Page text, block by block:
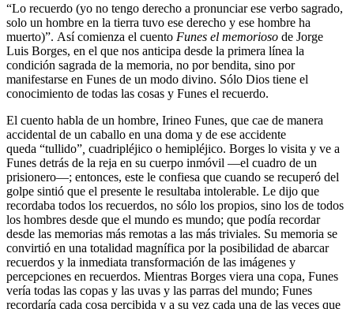
“Lo recuerdo (yo no tengo derecho a pronunciar ese verbo sagrado,
solo un hombre en la tierra tuvo ese derecho y ese hombre ha
muerto)”. Así comienza el cuento Funes el memorioso de Jorge
Luis Borges, en el que nos anticipa desde la primera línea la
condición sagrada de la memoria, no por bendita, sino por
manifestarse en Funes de un modo divino. Sólo Dios tiene el
conocimiento de todas las cosas y Funes el recuerdo.
El cuento habla de un hombre, Irineo Funes, que cae de manera
accidental de un caballo en una doma y de ese accidente
queda “tullido” cuadripléjico o hemipléjico. Borges lo visita y ve a
Funes detrás de la reja en su cuerpo inmóvil —el cuadro de un
prisionero—; entonces, este le confiesa que cuando se recuperó del
golpe sintió que el presente le resultaba intolerable. Le dijo que
recordaba todos los recuerdos, no sólo los propios, sino los de todos
los hombres desde que el mundo es mundo; que podía recordar
desde las memorias más remotas a las más triviales. Su memoria se
convirtió en una totalidad magnífica por la posibilidad de abarcar
recuerdos y la inmediata transformación de las imágenes y
percepciones en recuerdos. Mientras Borges viera una copa, Funes
vería todas las copas y las uvas y las parras del mundo; Funes
recordaría cada cosa percibida y a su vez cada una de las veces que